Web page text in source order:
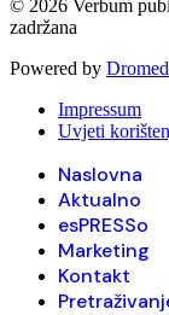
© 2026 Verbum
zadržana
Powered by
Impressum
Uvjeti
Naslovna
Aktualno
esPRESSo
Marketing
Kontakt